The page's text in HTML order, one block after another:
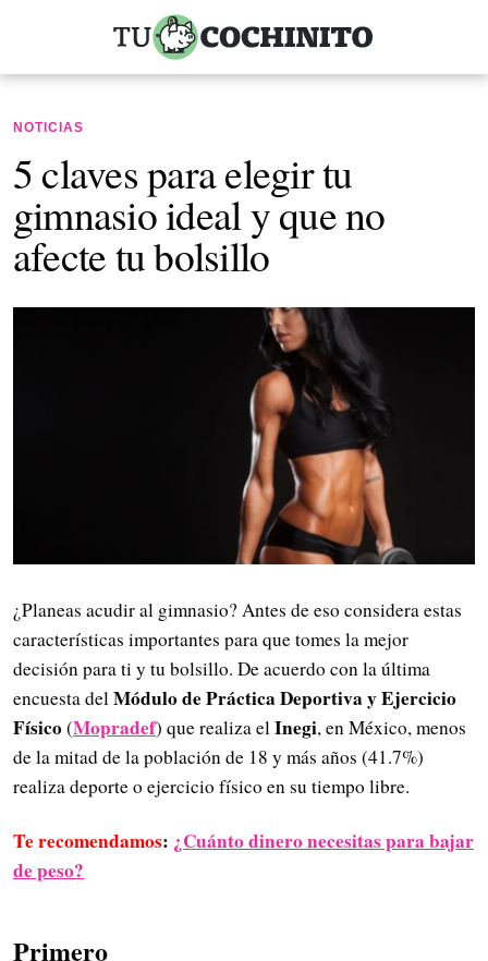
NOTICIAS
5 claves para elegir tu
gimnasio ideal y que no
afecte tu bolsillo
¿Planeas acudir al gimnasio? Antes de eso considera estas
características importantes para que tomes la mejor
decisión para ti y tu bolsillo. De acuerdo con la última
encuesta del Módulo de Práctica Deportiva y Ejercicio
Físico(Mopradef) que realiza el Inegi, en México, menos
de la mitad de la población de 18 y más años (41.7%)
realiza deporte o ejercicio físico en su tiempo libre.
Te recomendamos: ¿Cuánto dinero necesitas para bajar
de peso?
Primero